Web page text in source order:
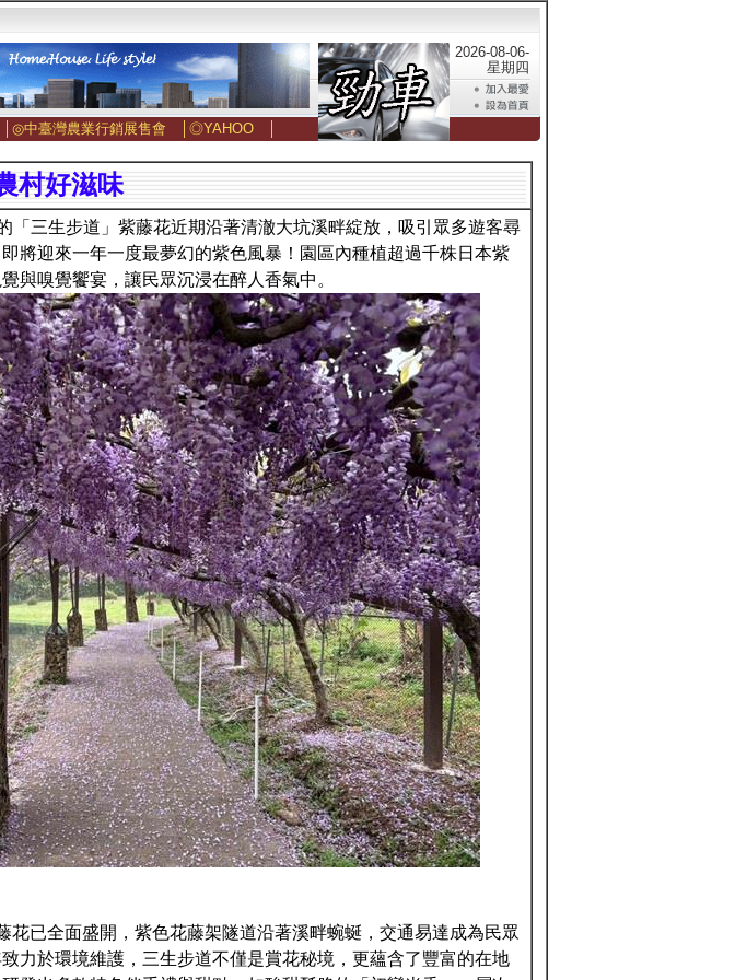
2026-08-06-
星期四
◎中臺灣農業行銷展售會 ◎YAHOO│
村好滋味
「三生步道」紫藤花近期沿著清澈大坑溪畔綻放，吸引眾多遊客尋
將迎來一年一度最夢幻的紫色風暴！園區內種植超過千株日本紫
與嗅覺饗宴，讓民眾沉浸在醉人香氣中。
花已全面盛開，紫色花藤架隧道沿著溪畔蜿蜒，交通易達成為民眾
力於環境維護，三生步道不僅是賞花秘境，更蘊含了豐富的在地